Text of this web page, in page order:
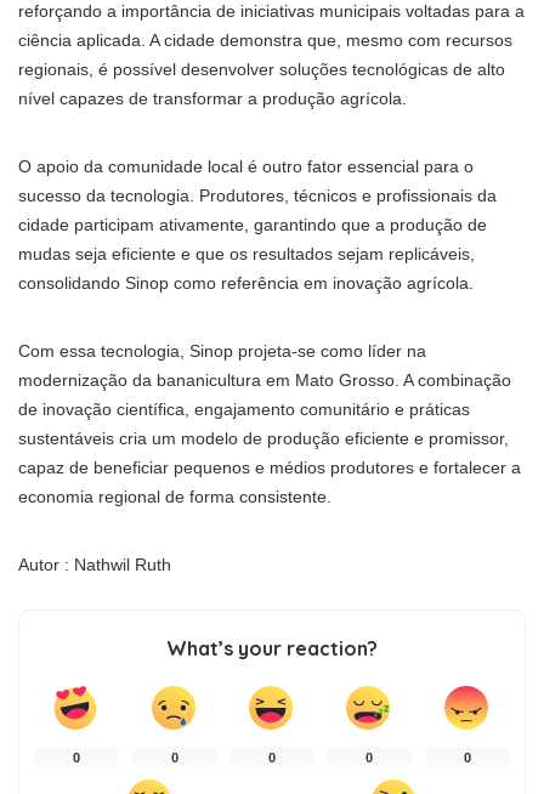
reforçando a importância de iniciativas municipais voltadas para a
ciência aplicada. A cidade demonstra que, mesmo com recursos
regionais, é possível desenvolver soluções tecnológicas de alto
nível capazes de transformar a produção agrícola.
O apoio da comunidade local é outro fator essencial para o
sucesso da tecnologia. Produtores, técnicos e profissionais da
cidade participam ativamente, garantindo que a produção de
mudas seja eficiente e que os resultados sejam replicáveis,
consolidando Sinop como referência em inovação agrícola.
Com essa tecnologia, Sinop projeta-se como líder na
modernização da bananicultura em Mato Grosso. A combinação
de inovação científica, engajamento comunitário e práticas
sustentáveis cria um modelo de produção eficiente e promissor,
capaz de beneficiar pequenos e médios produtores e fortalecer a
economia regional de forma consistente.
Autor : Nathwil Ruth
What’s your reaction?
0 0 0 0 0